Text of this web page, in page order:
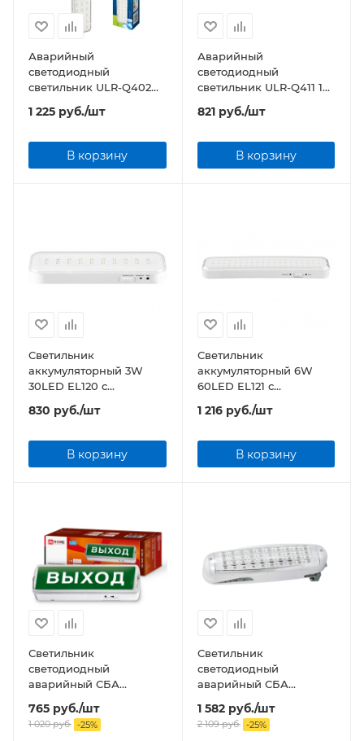
Аварийный
светодиодный
cветильник ULR-Q402
5W/DW WHITE S01 с
наклейкой ВЫХОД
1 225 руб./шт
В корзину
Аварийный
светодиодный
светильник ULR-Q411 1W
GREEN/SILVER
ВЫХОД/EXIT AC/DC
821руб./шт
В корзину
Светильник
аккумуляторный 3W
30LED EL120 с
наклейкой ВЫХОД
AC/DC
830 руб./шт
В корзину
Светильник
аккумуляторный 6W
60LED EL121 с
наклейкой ВЫХОД
AC/DC
1 216руб./шт
В корзину
Светильник
светодиодный
аварийный СБА
1048С-18AC/DC 18LED
lead-acid AC/DC с
наклейкой "ВЫХОД"
765 руб./шт
1 020руб. -25%
Светильник
светодиодный
аварийный СБА
1089С-40DC 40LED lead-
acid DC
1 582руб./шт
2 109руб. -25%